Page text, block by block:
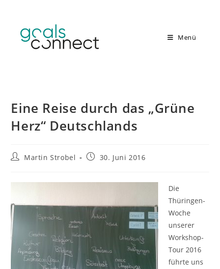
springen
Menü
Eine Reise durch das „Grüne
Herz“ Deutschlands
Beitrags-
Martin Strobel
Beitrag30. Juni 2016
Die
Thüringen-
Woche
unserer
Workshop-
Tour 2016
führte uns